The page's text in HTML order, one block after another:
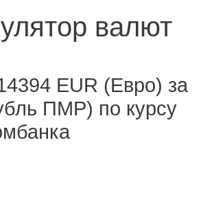
валют
EUR (Евро) за
ПМР) по курсу